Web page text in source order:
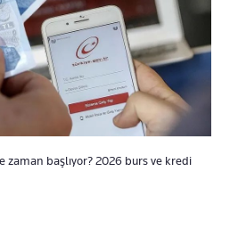
zaman başlıyor? 2026 burs ve kredi